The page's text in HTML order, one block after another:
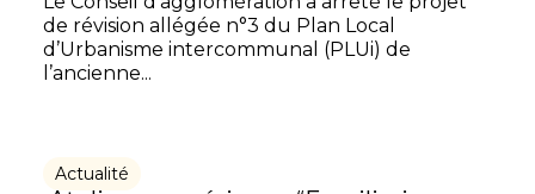
de révision allégée n°3 du Plan Local
d’Urbanisme intercommunal (PLUi) de
l’ancienne...
Actualité